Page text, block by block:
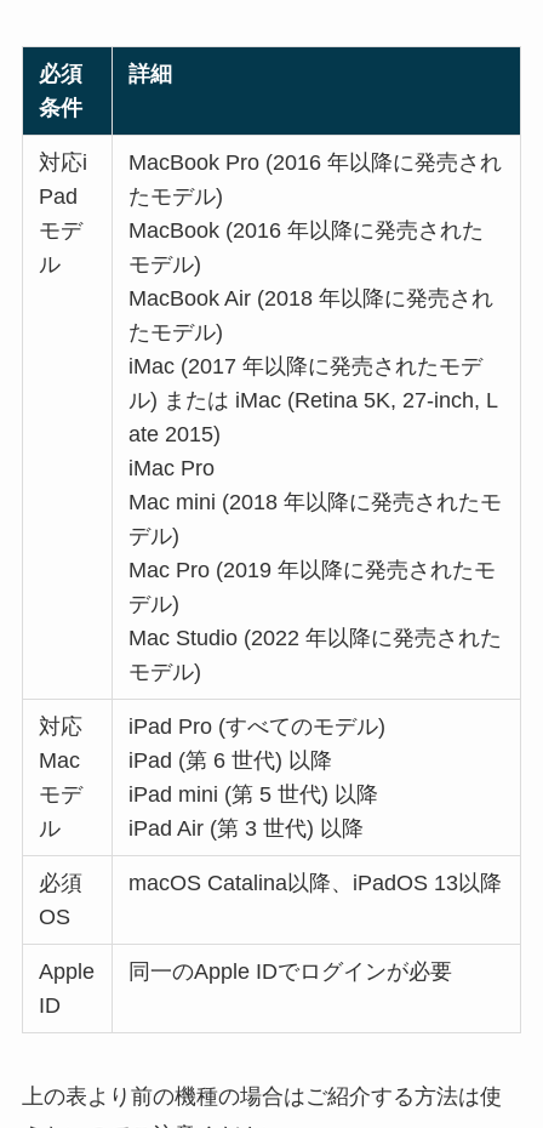
必須
条件
詳細
対応i
Pad
モデ
ル
MacBook Pro (2016 年以降に発売され
たモデル)
MacBook (2016 年以降に発売された
モデル)
MacBook Air (2018 年以降に発売され
たモデル)
iMac (2017 年以降に発売されたモデ
ル) または iMac (Retina 5K, 27-inch, L
ate 2015)
iMac Pro
Mac mini (2018 年以降に発売されたモ
デル)
Mac Pro (2019 年以降に発売されたモ
デル)
Mac Studio (2022 年以降に発売された
モデル)
対応
Mac
モデ
ル
iPad Pro (すべてのモデル)
iPad (第 6 世代) 以降
iPad mini (第 5 世代) 以降
iPad Air (第 3 世代) 以降
必須
OS
macOS Catalina以降、iPadOS 13以降
Apple
ID
同一のApple IDでログインが必要
上の表より前の機種の場合はご紹介する方法は使